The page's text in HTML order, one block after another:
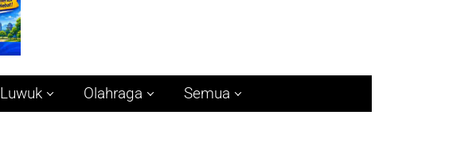
Luwuk Olahraga Semua